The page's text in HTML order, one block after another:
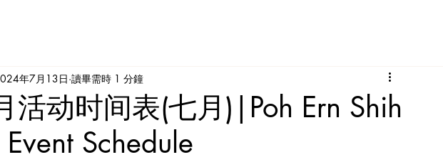
活动时间表(七月)|Poh Ern Shih
Schedule
年7月13日 讀畢需時 1 分鐘